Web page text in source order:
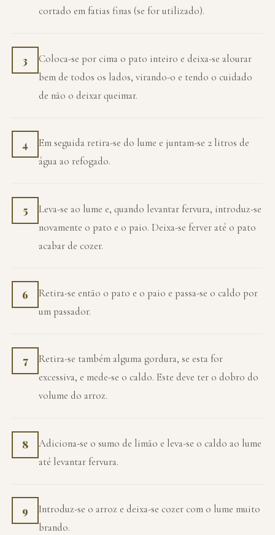
cortado em fatias finas (se for utilizado).
3
Coloca-se por cima o pato inteiro e deixa-se alourar
bem de todos os lados, virando-o e tendo o cuidado
de não o deixar queimar.
4
Em seguida retira-se do lume e juntam-se 2 litros de
água ao refogado.
5
Leva-se ao lume e, quando levantar fervura, introduz-se
novamente o pato e o paio. Deixa-se ferver até o pato
acabar de cozer.
6
Retira-se então o pato e o paio e passa-se o caldo por
um passador.
7
Retira-se também alguma gordura, se esta for
excessiva, e mede-se o caldo. Este deve ter o dobro do
volume do arroz.
8
Adiciona-se o sumo de limão e leva-se o caldo ao lume
até levantar fervura.
9
Introduz-se o arroz e deixa-se cozer com o lume muito
brando.